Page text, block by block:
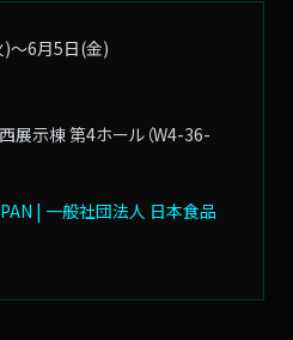
～6月5日(金)
展示棟 第4ホール（W4-36-
| 一般社団法人 日本食品